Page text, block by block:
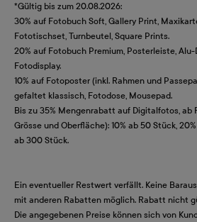
*Gültig bis zum 20.08.2026:
30% auf Fotobuch Soft, Gallery Print,
Fototischset, Turnbeutel, Square Prints.
20% auf Fotobuch Premium, Posterleiste,
Fotodisplay.
10% auf Fotoposter (inkl. Rahmen und
gefaltet klassisch, Fotodose, Mousepad.
Bis zu 35% Mengenrabatt auf Digitalfotos, ab
Grösse und Oberfläche): 10% ab 50 Stück,
ab 300 Stück.
Ein eventueller Restwert verfällt. Keine
mit anderen Rabatten möglich. Rabatt nicht
Die angegebenen Preise können sich von